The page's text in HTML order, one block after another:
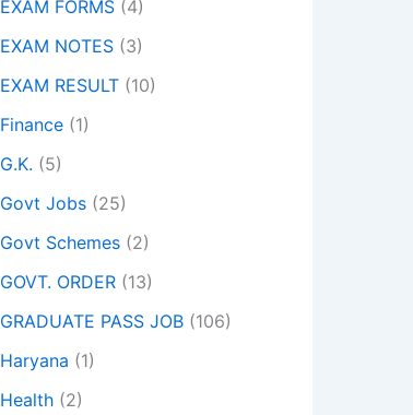
EXAM FORMS (4)
EXAM NOTES (3)
EXAM RESULT (10)
Finance (1)
G.K. (5)
Govt Jobs (25)
Govt Schemes (2)
GOVT. ORDER (13)
GRADUATE PASS JOB (106)
Haryana (1)
Health (2)